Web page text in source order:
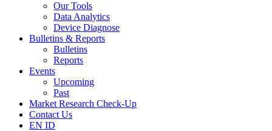
Our Tools
Data Analytics
Device Diagnose
Bulletins & Reports
Bulletins
Reports
Events
Upcoming
Past
Market Research Check-Up
Contact Us
EN ID